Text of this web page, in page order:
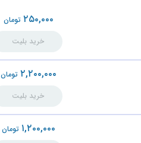
۲۵۰,۰۰۰ تومان
خرید بلیت
۲,۲۰۰,۰۰۰ تومان
خرید بلیت
۱,۲۰۰,۰۰۰ تومان